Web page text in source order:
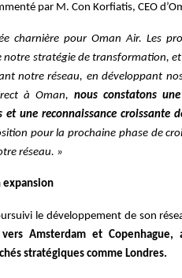
par M. Con Korfiatis, CEO
charnière pour Oman Air. Les
notre stratégie de transformation, et
notre réseau, en développant
à Oman, nous constatons
une reconnaissance croissante
pour la prochaine phase de
réseau. »
expansion
le développement de son
Amsterdam et Copenhague,
stratégiques comme Londres.